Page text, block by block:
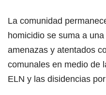
La comunidad
homicidio se suma a
amenazas y atentados
comunales en medio de
ELN y las disidencias